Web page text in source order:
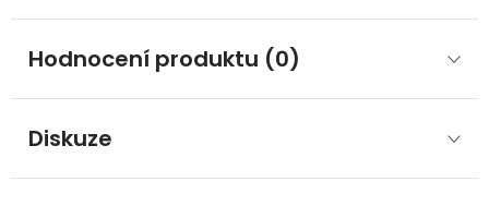
Hodnocení produktu (0)
Diskuze